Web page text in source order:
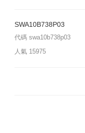
SWA10B738P03
代碼 swa10b738p03
人氣 15975